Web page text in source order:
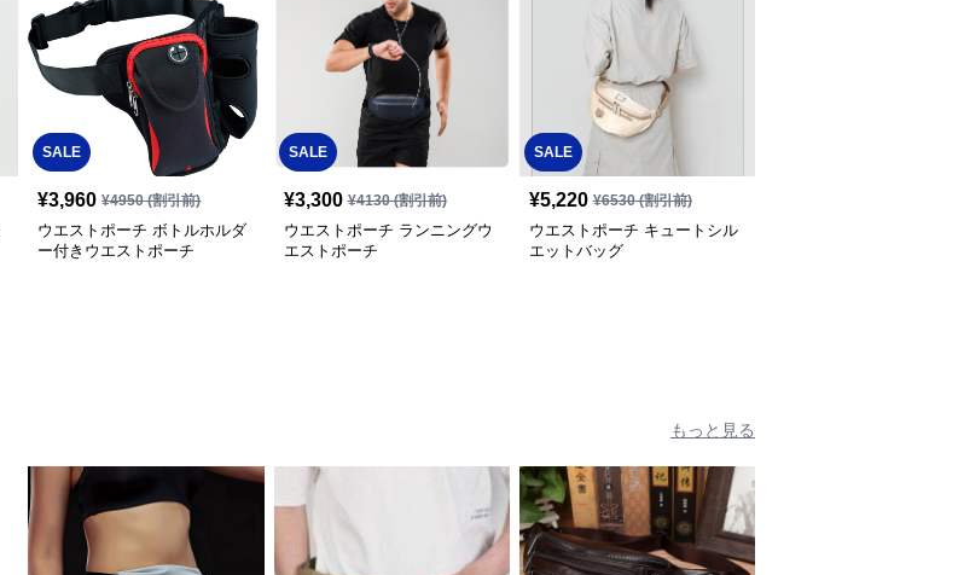
SALE
¥3,960 ¥4950(割引前)
ウエストポーチ ボトルホルダ
ー付きウエストポーチ
SALE
¥3,300 ¥4130(割引前)
ウエストポーチ ランニングウ
エストポーチ
SALE
¥5,220 ¥6530(割引前)
ウエストポーチ キュートシル
エットバッグ
もっと見る